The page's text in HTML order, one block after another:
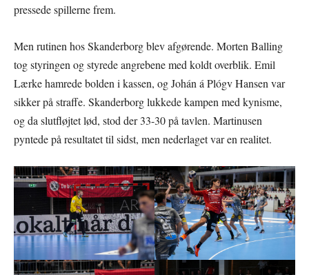
pressede spillerne frem.
Men rutinen hos Skanderborg blev afgørende. Morten Balling
tog styringen og styrede angrebene med koldt overblik. Emil
Lærke hamrede bolden i kassen, og Johán á Plógv Hansen var
sikker på straffe. Skanderborg lukkede kampen med kynisme,
og da slutfløjtet lød, stod der 33-30 på tavlen. Martinusen
pyntede på resultatet til sidst, men nederlaget var en realitet.